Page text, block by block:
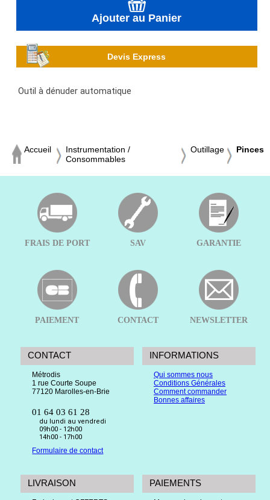
Ajouter au Panier
Devis Express
Outil à dénuder automatique
Accueil
Instrumentation /
Consommables
Outillage Pinces
FRAIS DE PORT SAV GARANTIE
PAIEMENT CONTACT NEWSLETTER
CONTACT
Métrodis
1 rue Courte Soupe
77120 Marolles-en-Brie
01 64 03 61 28
du lundi au vendredi
09h00 - 12h00
14h00 - 17h00
Formulaire de contact
INFORMATIONS
Qui sommes nous
Conditions Générales
Comment commander
Bonnes affaires
LIVRAISON PAIEMENTS